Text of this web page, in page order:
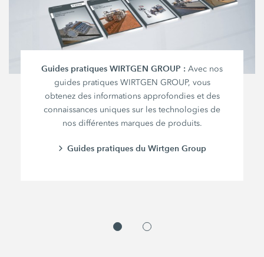
Guides pratiques WIRTGEN GROUP : Avec nos
guides pratiques WIRTGEN GROUP, vous
obtenez des informations approfondies et des
connaissances uniques sur les technologies de
nos différentes marques de produits.
Guides pratiques du Wirtgen Group